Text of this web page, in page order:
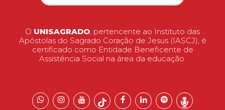
O UNISAGRADO , pertencente ao Instituto das
Apóstolas do Sagrado Coração de Jesus (IASCJ), é
certificado como Entidade Beneficente de
Assistência Social na área da educação.